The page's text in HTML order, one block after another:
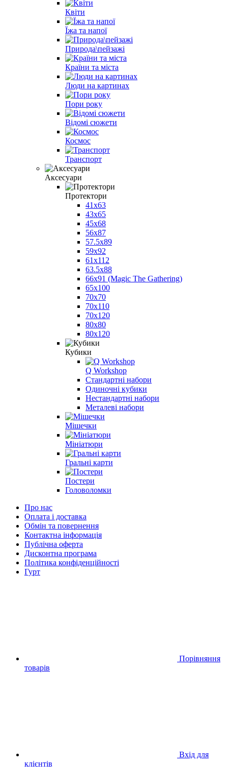
Квіти
Їжа та напої
Природа\пейзажі
Країни та міста
Люди на картинах
Пори року
Відомі сюжети
Космос
Транспорт
Аксесуари
Протектори
41x63
43x65
45x68
56x87
57.5x89
59x92
61x112
63.5x88
66x91 (Magic The Gathering)
65x100
70x70
70x110
70x120
80x80
80x120
Кубики
Q Workshop
Стандартні набори
Одиночні кубики
Нестандартні набори
Металеві набори
Мішечки
Мініатюри
Гральні карти
Постери
Головоломки
Про нас
Оплата і доставка
Обмін та повернення
Контактна інформація
Публічна оферта
Дисконтна програма
Політика конфіденційності
Гурт
Порівняння
товарів
Вхід для
клієнтів